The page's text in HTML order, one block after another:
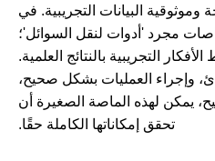
البيانات التجريبية. في
مجرد 'أدوات لنقل السوائل'؛
التجريبية بالنتائج العلمية.
وإجراء العمليات بشكل صحيح،
يمكن لهذه الماصة الصغيرة أن
تحقق إمكاناتها الكاملة حقًا.